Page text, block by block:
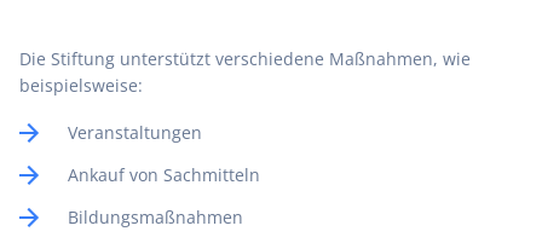
Die Stiftung unterstützt verschiedene Maßnahmen, wie
beispielsweise:
Veranstaltungen
Ankauf von Sachmitteln
Bildungsmaßnahmen